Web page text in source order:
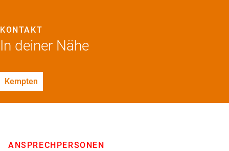
In deiner Nähe
KONTAKT
Kempten
ANSPRECHPERSONEN